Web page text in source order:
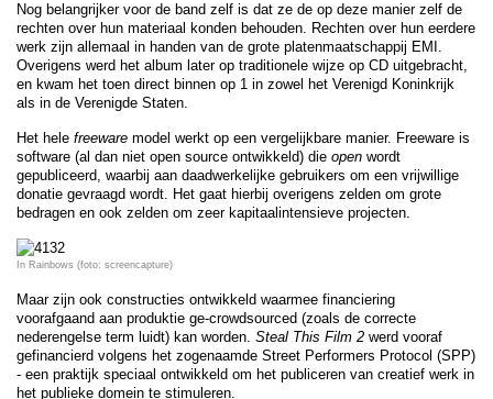
Nog belangrijker voor de band zelf is dat ze de op deze manier zelf de
rechten over hun materiaal konden behouden. Rechten over hun eerdere
werk zijn allemaal in handen van de grote platenmaatschappij EMI.
Overigens werd het album later op traditionele wijze op CD uitgebracht,
en kwam het toen direct binnen op 1 in zowel het Verenigd Koninkrijk
als in de Verenigde Staten.
Het hele freeware model werkt op een vergelijkbare manier. Freeware is
software (al dan niet open source ontwikkeld) die open wordt
gepubliceerd, waarbij aan daadwerkelijke gebruikers om een vrijwillige
donatie gevraagd wordt. Het gaat hierbij overigens zelden om grote
bedragen en ook zelden om zeer kapitaalintensieve projecten.
In Rainbows (foto: screencapture)
Maar zijn ook constructies ontwikkeld waarmee financiering
voorafgaand aan produktie ge-crowdsourced (zoals de correcte
nederengelse term luidt) kan worden. Steal This Film 2 werd vooraf
gefinancierd volgens het zogenaamde Street Performers Protocol (SPP)
- een praktijk speciaal ontwikkeld om het publiceren van creatief werk in
het publieke domein te stimuleren.